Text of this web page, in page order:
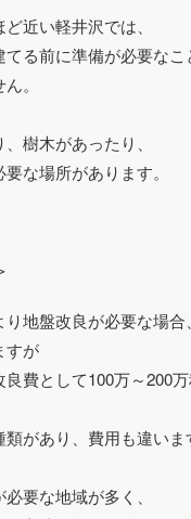
近い軽井沢では、
てる前に準備が必要なこ
。
樹木があったり、
な場所があります。
地盤改良が必要な場
すが
費として100万～200
があり、費用も違いま
要な地域が多く、